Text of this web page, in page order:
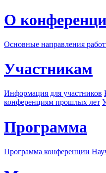
О
Основные направления
Участникам
Информация для участников
конференциям прошлых лет
Программа
Программа конференции